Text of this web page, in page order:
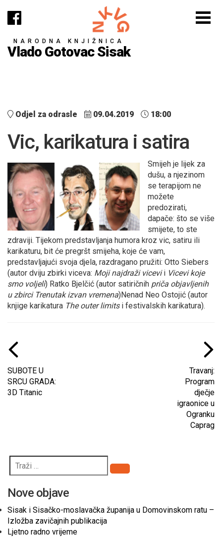
NARODNA KNJIŽNICA
Vlado Gotovac Sisak
Odjel za odrasle 09.04.2019 18:00
Vic, karikatura i satira
Smijeh je lijek za
dušu, a njezinom
se terapijom ne
možete
predozirati,
dapače: što se više
smijete, to ste
zdraviji. Tijekom predstavljanja humora kroz vic, satiru ili
karikaturu, bit će pregršt smijeha, koje će vam,
predstavljajući svoja djela, razdragano pružiti: Otto Siebers
(autor dviju zbirki viceva: Moji najdraži vicevii Vicevi koje
smo voljeli) Ratko Bjelčić (autor satiričnih priča objavljenih
u zbirci Trenutak izvan vremena)Nenad Neo Ostojić (autor
knjige karikatura The outer limitsi festivalskih karikatura).
SUBOTE U
SRCU GRADA:
3D Titanic
Travanj:
Program
dječje
igraonice u
Ogranku
Caprag
Pretraži
Nove objave
Sisak i Sisačko-moslavačka županija u Domovinskom ratu –
Izložba zavičajnih publikacija
Ljetno radno vrijeme